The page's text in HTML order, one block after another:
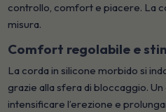
controllo, comfort e piacere. La
misura.
Comfort regolabile e
La corda in silicone morbido si
grazie alla sfera di bloccaggio.
intensificare l’erezione e